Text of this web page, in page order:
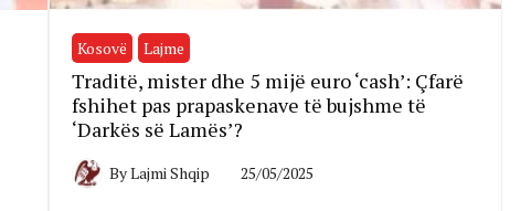
Kosovë Lajme
Traditë, mister dhe 5 mijë euro ‘cash’: Çfarë
fshihet pas prapaskenave të bujshme të
‘Darkës së Lamës’?
ByLajmi Shqip 25/05/2025